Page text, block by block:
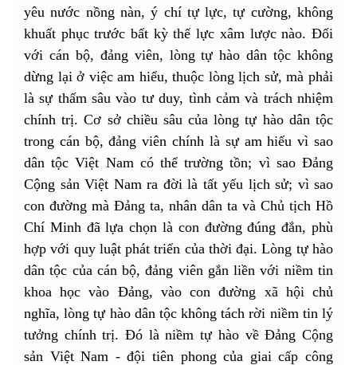
yêu nước nồng nàn, ý chí tự lực, tự cường, không
khuất phục trước bất kỳ thế lực xâm lược nào. Đối
với cán bộ, đảng viên, lòng tự hào dân tộc không
dừng lại ở việc am hiểu, thuộc lòng lịch sử, mà phải
là sự thấm sâu vào tư duy, tình cảm và trách nhiệm
chính trị. Cơ sở chiều sâu của lòng tự hào dân tộc
trong cán bộ, đảng viên chính là sự am hiểu vì sao
dân tộc Việt Nam có thể trường tồn; vì sao Đảng
Cộng sản Việt Nam ra đời là tất yếu lịch sử; vì sao
con đường mà Đảng ta, nhân dân ta và Chủ tịch Hồ
Chí Minh đã lựa chọn là con đường đúng đắn, phù
hợp với quy luật phát triển của thời đại. Lòng tự hào
dân tộc của cán bộ, đảng viên gắn liền với niềm tin
khoa học vào Đảng, vào con đường xã hội chủ
nghĩa, lòng tự hào dân tộc không tách rời niềm tin lý
tưởng chính trị. Đó là niềm tự hào về Đảng Cộng
sản Việt Nam - đội tiên phong của giai cấp công